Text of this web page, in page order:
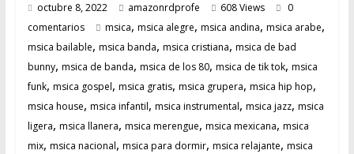
octubre 8, 2022 amazonrdprofe 608 Views
0
comentarios
msica, msica alegre, msica andina, msica arabe,
msica bailable, msica banda, msica cristiana, msica de bad
bunny, msica de banda, msica de los 80, msica de tik tok, msica
funk, msica gospel, msica gratis, msica grupera, msica hip hop,
msica house, msica infantil, msica instrumental, msica jazz, msica
ligera, msica llanera, msica merengue, msica mexicana, msica
mix, msica nacional, msica para dormir, msica relajante, msica